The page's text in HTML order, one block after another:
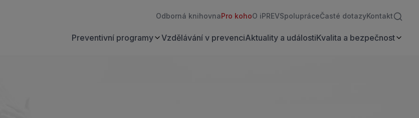
Odborná knihovnaPro kohoO iPREVSpolupráceČasté dotazyKontakt
Preventivní programy Vzdělávání v prevenciAktuality a událostiKvalita a bezpečnost